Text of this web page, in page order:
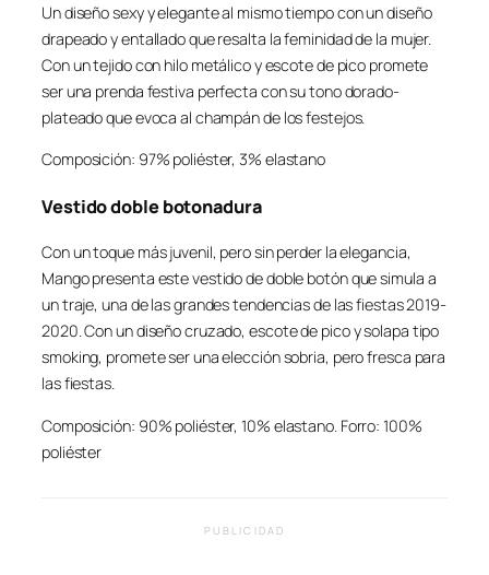
Un diseño sexy y elegante al mismo tiempo con un diseño
drapeado y entallado que resalta la feminidad de la mujer.
Con un tejido con hilo metálico y escote de pico promete
ser una prenda festiva perfecta con su tono dorado-
plateado que evoca al champán de los festejos.
Composición: 97% poliéster, 3% elastano
Vestido doble botonadura
Con un toque más juvenil, pero sin perder la elegancia,
Mango presenta este vestido de doble botón que simula a
un traje, una de las grandes tendencias de las fiestas 2019-
2020. Con un diseño cruzado, escote de pico y solapa tipo
smoking, promete ser una elección sobria, pero fresca para
las fiestas.
Composición: 90% poliéster, 10% elastano. Forro: 100%
poliéster
PUBLICIDAD